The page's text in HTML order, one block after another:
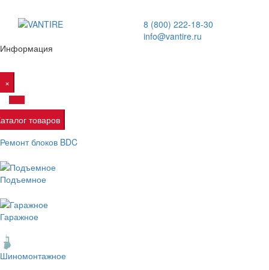
8 (800) 222-18-30
info@vantire.ru
Информация
×
товаров
Ремонт блоков BDC
Подъемное
Гаражное
Шиномонтажное